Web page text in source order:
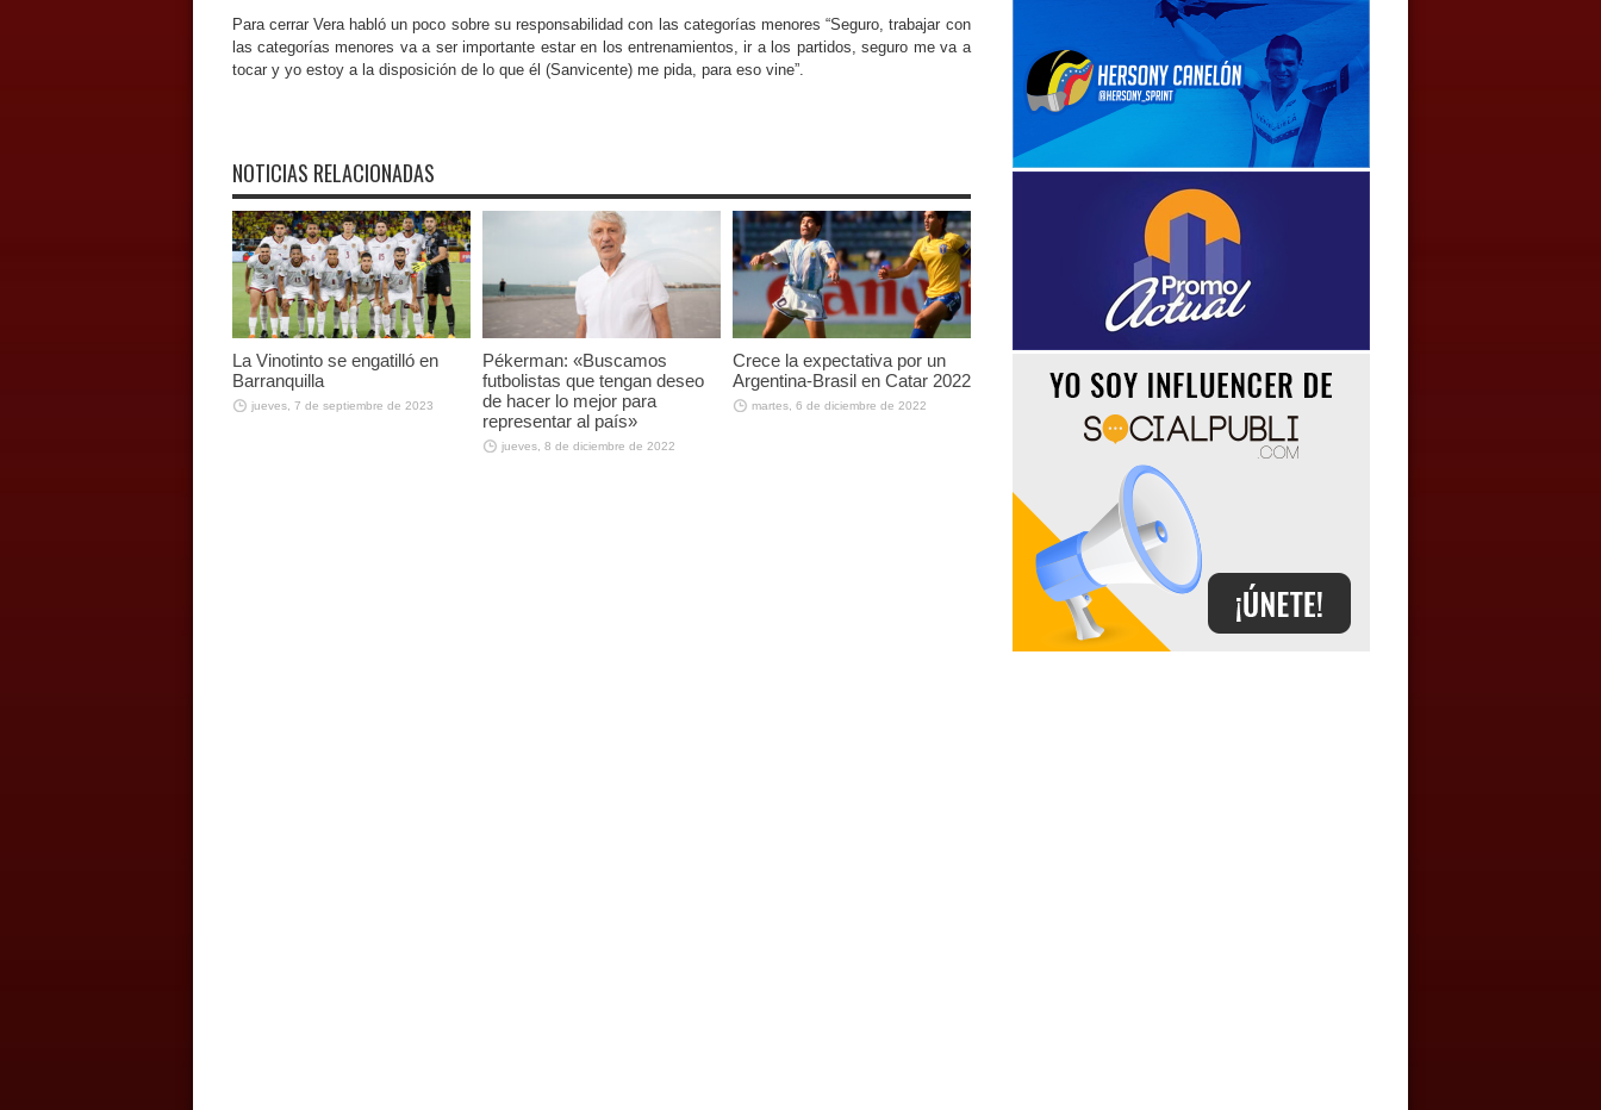
Para cerrar Vera habló un poco sobre su responsabilidad con las categorías menores “Seguro, trabajar con
las categorías menores va a ser importante estar en los entrenamientos, ir a los partidos, seguro me va a
tocar y yo estoy a la disposición de lo que él (Sanvicente) me pida, para eso vine”.
NOTICIAS RELACIONADAS
La Vinotinto se engatilló en
Barranquilla
jueves, 7 de septiembre de 2023
Pékerman: «Buscamos
futbolistas que tengan deseo
de hacer lo mejor para
representar al país»
jueves, 8 de diciembre de 2022
Crece la expectativa por un
Argentina-Brasil en Catar 2022
martes, 6 de diciembre de 2022